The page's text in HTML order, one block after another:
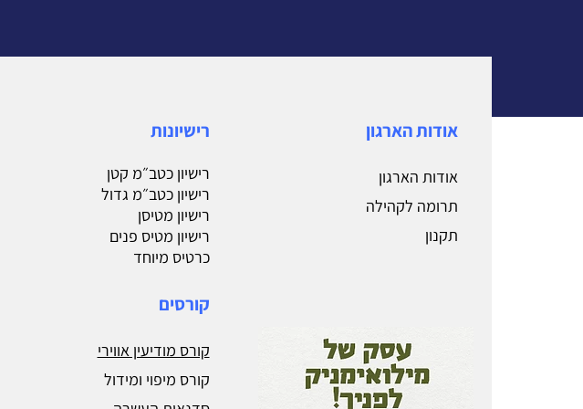
רישיונות
רישיון כטב״מ קטן
רישיון כטב״מ גדול
רישיון מטיסן
רישיון מטיס פנים
כרטיס מיוחד
קורסים
קורס מודיעין אווירי
קורס מיפוי ומידול
אודות הארגון
אודות הארגון
תרומה לקהילה
תקנון